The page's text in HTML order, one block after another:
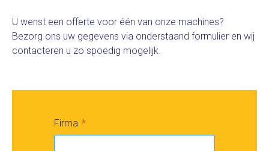
U wenst een offerte voor één van onze machines?
Bezorg ons uw gegevens via onderstaand formulier en wij
contacteren u zo spoedig mogelijk.
Firma